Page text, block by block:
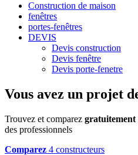
Construction de maison
fenêtres
portes-fenêtres
DEVIS
Devis construction
Devis fenêtre
Devis porte-fenetre
Vous avez un projet
Trouvez et comparez gratuitement
des professionnels
Comparez 4 constructeurs